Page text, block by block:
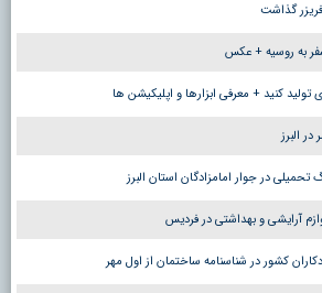
گذاشت
به روسیه + عکس
تولید کنید + معرفی ابزارها و اپلیکیشن ها
البرز
آرایشی و بهداشتی در فردیس
کشور در شناسنامه ساختمان از اول مهر